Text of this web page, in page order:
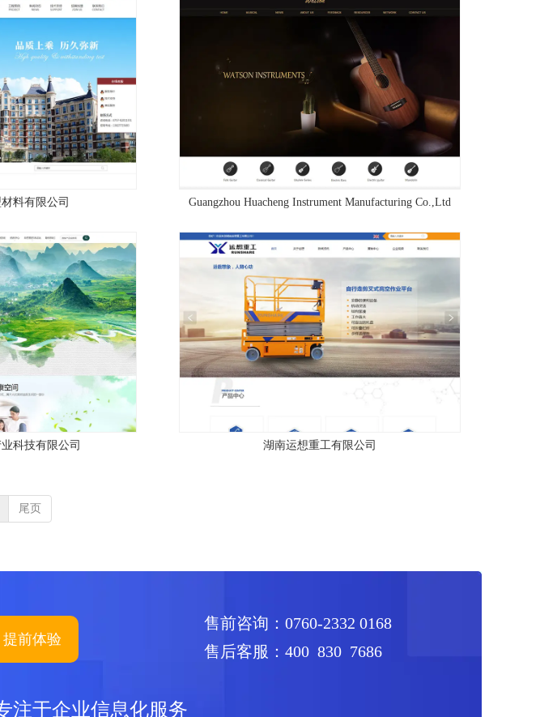
料有限公司 Guangzhou Huacheng Instrument Manufacturing Co.,Ltd
科技有限公司 湖南运想重工有限公司
尾页
售前咨询：0760-2332 0168
售后客服：400 830 7686
注于企业信息化服务
前体验